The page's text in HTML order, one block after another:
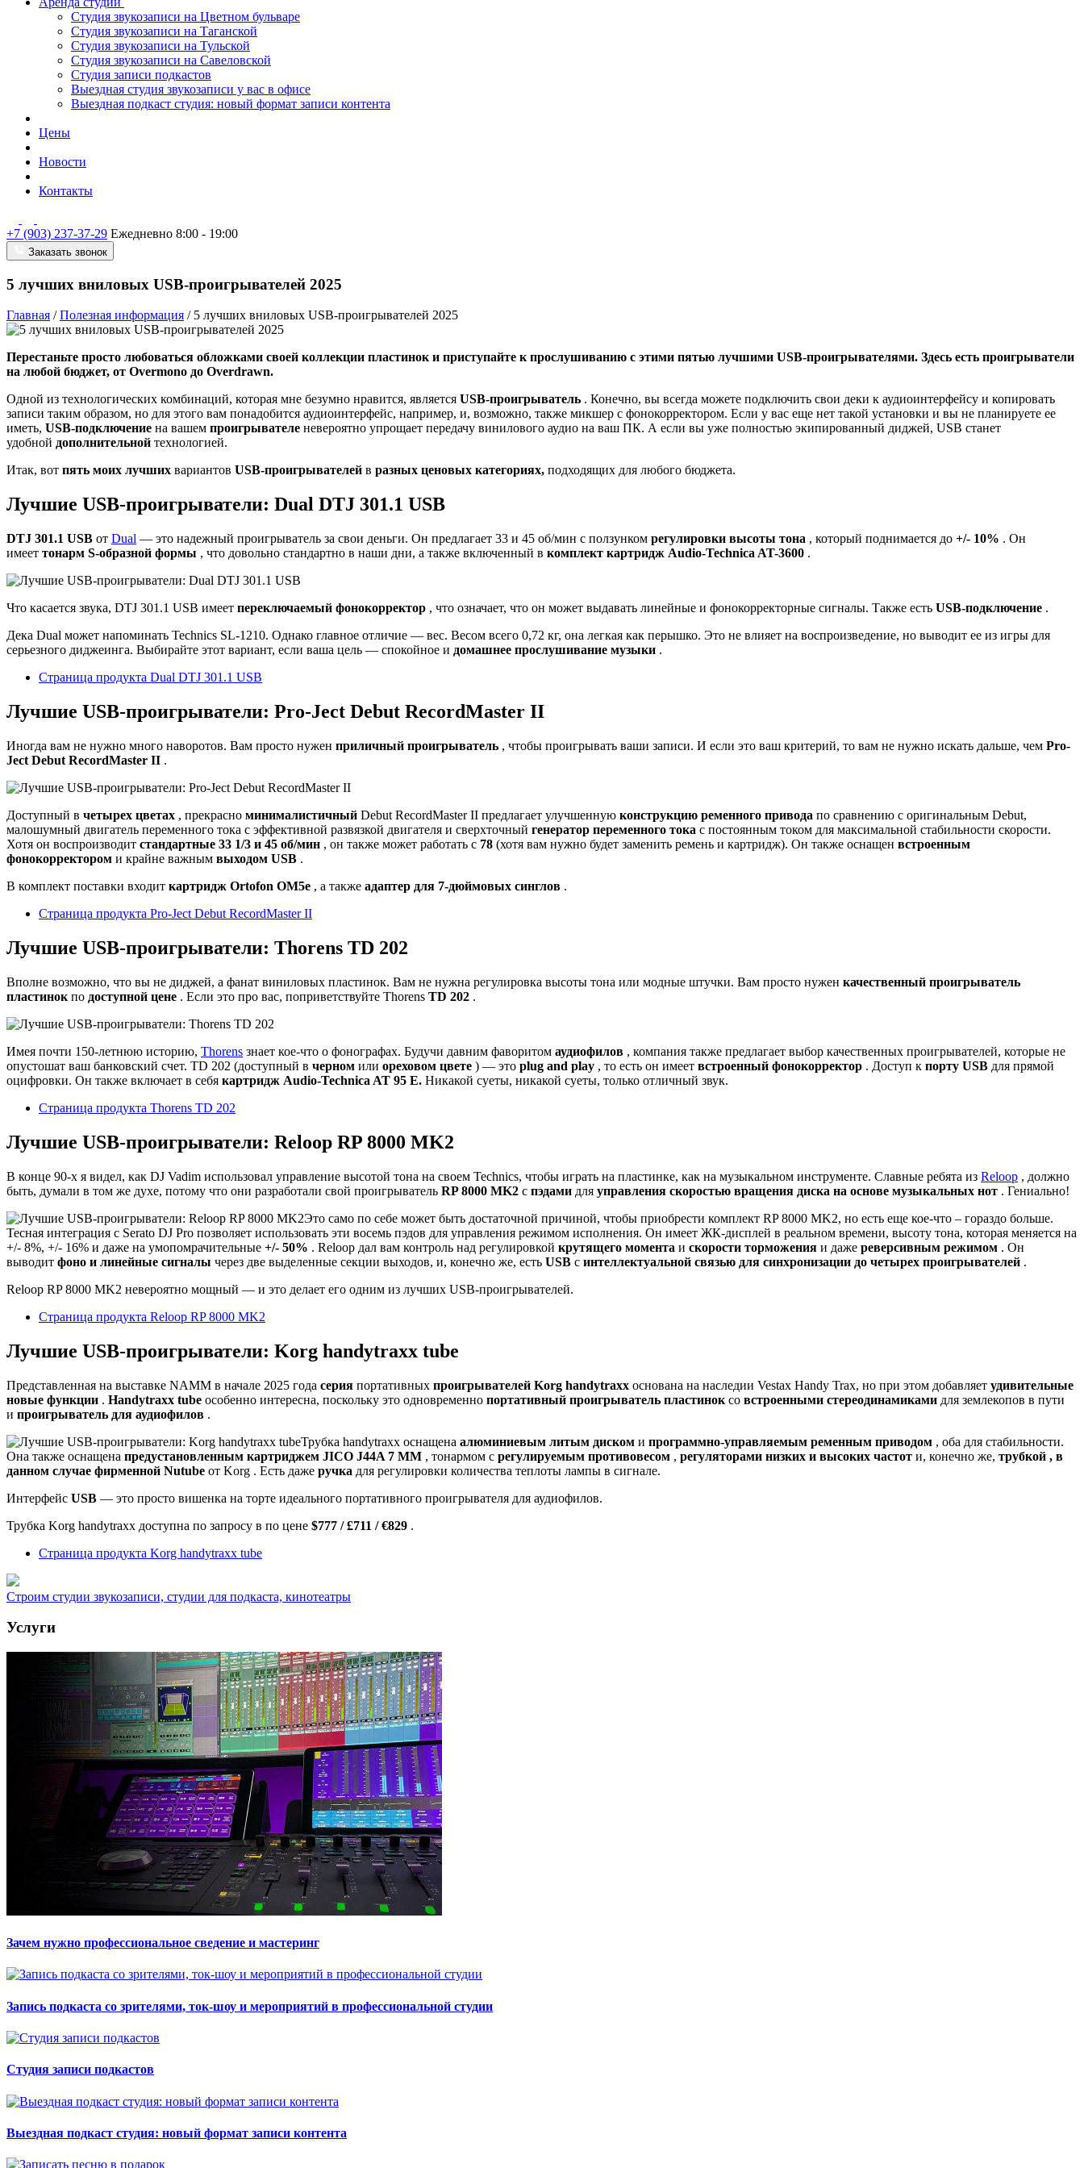
Студия звукозаписи на Цветном бульваре
Студия звукозаписи на Таганской
Студия звукозаписи на Тульской
Студия звукозаписи на Савеловской
Студия записи подкастов
Выездная студия звукозаписи у вас в офисе
Выездная подкаст студия: новый формат записи контента
Цены
Новости
Контакты
+7 (903) 237-37-29 Ежедневно 8:00 - 19:00
Заказать звонок
5 лучших вниловых USB-проигрывателей 2025
Главная /Полезная информация / 5 лучших вниловых USB-проигрывателей 2025
Перестаньте просто любоваться обложками своей коллекции пластинок и приступайте к прослушиванию с этими пятью лучшими USB-проигрывателями. Здесь есть проигрыватели
на любой бюджет, от Overmono до Overdrawn.
Одной из технологических комбинаций, которая мне безумно нравится, является USB-проигрыватель . Конечно, вы всегда можете подключить свои деки к аудиоинтерфейсу и копировать
записи таким образом, но для этого вам понадобится аудиоинтерфейс, например, и, возможно, также микшер с фонокорректором. Если у вас еще нет такой установки и вы не планируете ее
иметь, USB-подключение на вашем проигрывателе невероятно упрощает передачу винилового аудио на ваш ПК. А если вы уже полностью экипированный диджей, USB станет
удобной дополнительной технологией.
Итак, вот пять моих лучших вариантов USB-проигрывателей в разных ценовых категориях, подходящих для любого бюджета.
Лучшие USB-проигрыватели: Dual DTJ 301.1 USB
DTJ 301.1 USB от Dual — это надежный проигрыватель за свои деньги. Он предлагает 33 и 45 об/мин с ползунком регулировки высоты тона , который поднимается до +/- 10% . Он
имеет тонарм S-образной формы , что довольно стандартно в наши дни, а также включенный в комплект картридж Audio-Technica AT-3600 .
Что касается звука, DTJ 301.1 USB имеет переключаемый фонокорректор , что означает, что он может выдавать линейные и фонокорректорные сигналы. Также есть USB-подключение .
Дека Dual может напоминать Technics SL-1210. Однако главное отличие — вес. Весом всего 0,72 кг, она легкая как перышко. Это не влияет на воспроизведение, но выводит ее из игры для
серьезного диджеинга. Выбирайте этот вариант, если ваша цель — спокойное и домашнее прослушивание музыки .
Страница продукта Dual DTJ 301.1 USB
Лучшие USB-проигрыватели: Pro-Ject Debut RecordMaster II
Иногда вам не нужно много наворотов. Вам просто нужен приличный проигрыватель , чтобы проигрывать ваши записи. И если это ваш критерий, то вам не нужно искать дальше, чем Pro-
Ject Debut RecordMaster II .
Доступный в четырех цветах , прекрасно минималистичный Debut RecordMaster II предлагает улучшенную конструкцию ременного привода по сравнению с оригинальным Debut,
малошумный двигатель переменного тока с эффективной развязкой двигателя и сверхточный генератор переменного тока с постоянным током для максимальной стабильности скорости.
Хотя он воспроизводит стандартные 33 1/3 и 45 об/мин , он также может работать с 78 (хотя вам нужно будет заменить ремень и картридж). Он также оснащен встроенным
фонокорректором и крайне важным выходом USB .
В комплект поставки входит картридж Ortofon OM5e , а также адаптер для 7-дюймовых синглов .
Страница продукта Pro-Ject Debut RecordMaster II
Лучшие USB-проигрыватели: Thorens TD 202
Вполне возможно, что вы не диджей, а фанат виниловых пластинок. Вам не нужна регулировка высоты тона или модные штучки. Вам просто нужен качественный проигрыватель
пластинок по доступной цене . Если это про вас, поприветствуйте Thorens TD 202 .
Имея почти 150-летнюю историю, Thorens знает кое-что о фонографах. Будучи давним фаворитом аудиофилов , компания также предлагает выбор качественных проигрывателей, которые не
опустошат ваш банковский счет. TD 202 (доступный в черном или ореховом цвете ) — это plug and play , то есть он имеет встроенный фонокорректор . Доступ к порту USB для прямой
оцифровки. Он также включает в себя картридж Audio-Technica AT 95 E. Никакой суеты, никакой суеты, только отличный звук.
Страница продукта Thorens TD 202
Лучшие USB-проигрыватели: Reloop RP 8000 MK2
В конце 90-х я видел, как DJ Vadim использовал управление высотой тона на своем Technics, чтобы играть на пластинке, как на музыкальном инструменте. Славные ребята из Reloop , должно
быть, думали в том же духе, потому что они разработали свой проигрыватель RP 8000 MK2 с пэдами для управления скоростью вращения диска на основе музыкальных нот . Гениально!
Это само по себе может быть достаточной причиной, чтобы приобрести комплект RP 8000 MK2, но есть еще кое-что – гораздо больше.
Тесная интеграция с Serato DJ Pro позволяет использовать эти восемь пэдов для управления режимом исполнения. Он имеет ЖК-дисплей в реальном времени, высоту тона, которая меняется на
+/- 8%, +/- 16% и даже на умопомрачительные +/- 50% . Reloop дал вам контроль над регулировкой крутящего момента и скорости торможения и даже реверсивным режимом . Он
выводит фоно и линейные сигналы через две выделенные секции выходов, и, конечно же, есть USB с интеллектуальной связью для синхронизации до четырех проигрывателей .
Reloop RP 8000 MK2 невероятно мощный — и это делает его одним из лучших USB-проигрывателей.
Страница продукта Reloop RP 8000 MK2
Лучшие USB-проигрыватели: Korg handytraxx tube
Представленная на выставке NAMM в начале 2025 года серия портативных проигрывателей Korg handytraxx основана на наследии Vestax Handy Trax, но при этом добавляет удивительные
новые функции . Handytraxx tube особенно интересна, поскольку это одновременно портативный проигрыватель пластинок со встроенными стереодинамиками для землекопов в пути
и проигрыватель для аудиофилов .
Трубка handytraxx оснащена алюминиевым литым диском и программно-управляемым ременным приводом , оба для стабильности.
Она также оснащена предустановленным картриджем JICO J44A 7 MM , тонармом с регулируемым противовесом , регуляторами низких и высоких частот и, конечно же, трубкой , в
данном случае фирменной Nutube от Korg . Есть даже ручка для регулировки количества теплоты лампы в сигнале.
Интерфейс USB — это просто вишенка на торте идеального портативного проигрывателя для аудиофилов.
Трубка Korg handytraxx доступна по запросу в по цене $777 / £711 / €829 .
Страница продукта Korg handytraxx tube
Строим студии звукозаписи, студии для подкаста, кинотеатры
Услуги
Зачем нужно профессиональное сведение и мастеринг
Запись подкаста со зрителями, ток-шоу и мероприятий в профессиональной студии
Студия записи подкастов
Выездная подкаст студия: новый формат записи контента